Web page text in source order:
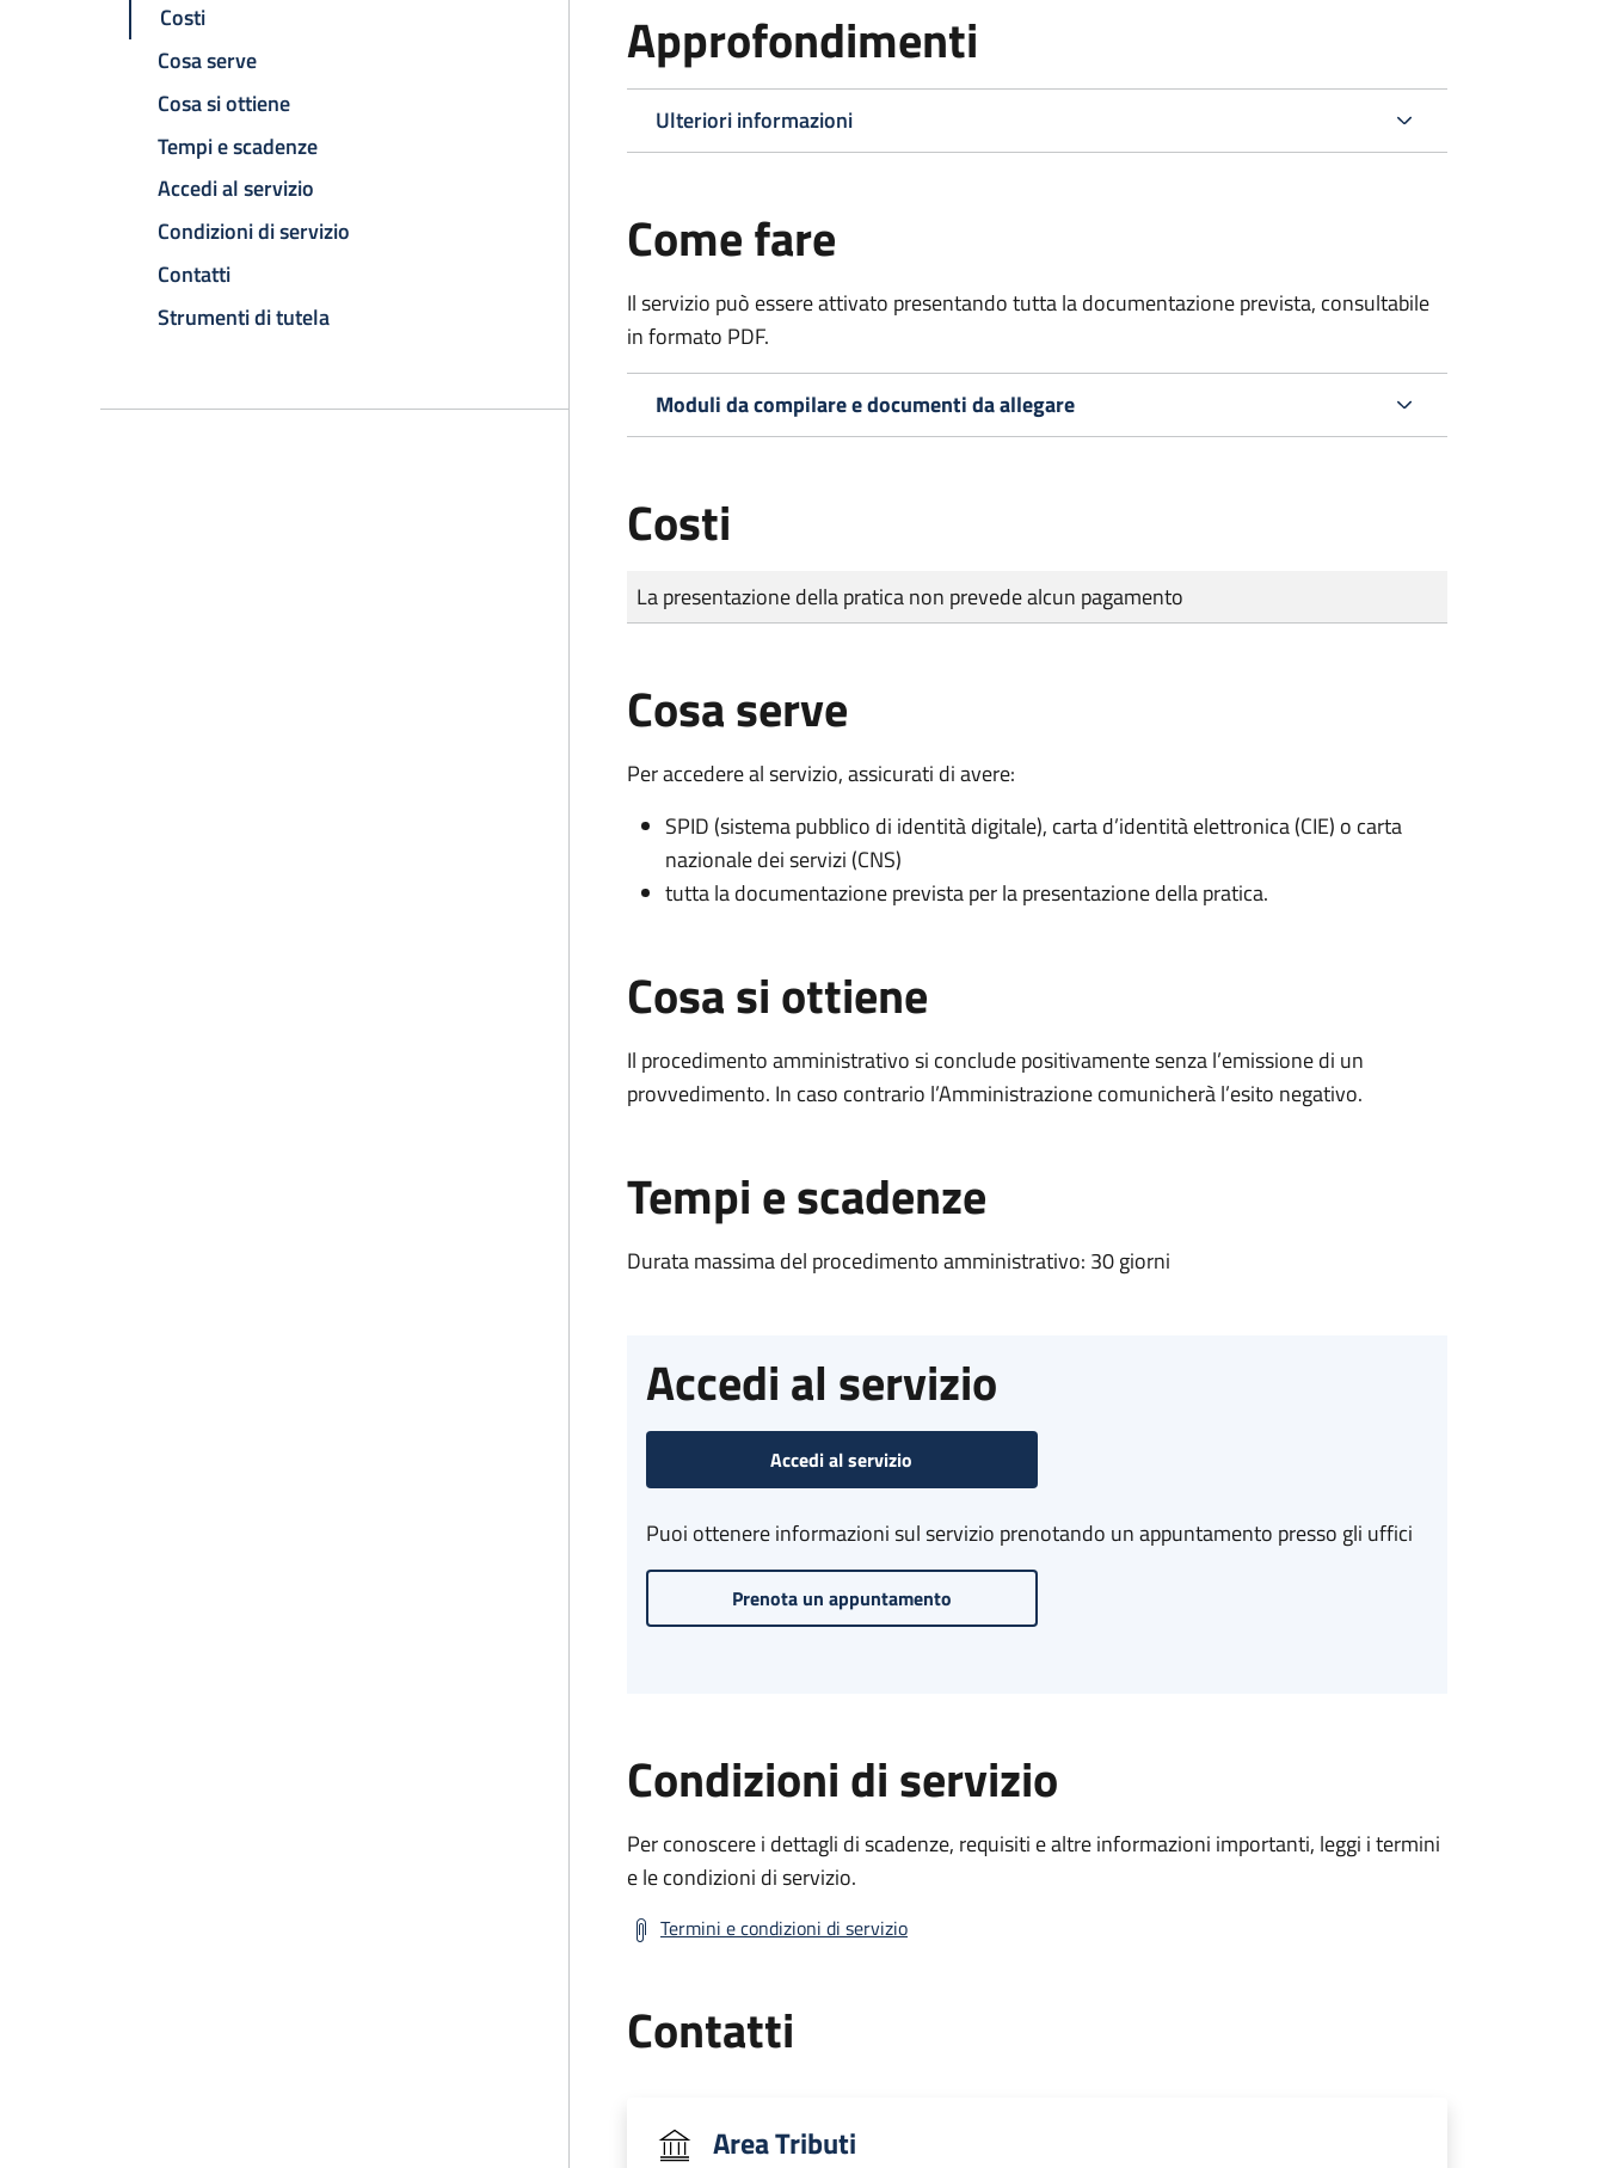
Costi
Cosa serve
Cosa si ottiene
Tempi e scadenze
Accedi al servizio
Condizioni di servizio
Contatti
Strumenti di tutela
Approfondimenti
Ulteriori informazioni
Come fare
Il servizio può essere attivato presentando tutta la documentazione prevista, consultabile
in formato PDF.
Moduli da compilare e documenti da allegare
Costi
Tipo di pagamento
Importo
La presentazione della pratica non prevede alcun pagamento
Cosa serve
Per accedere al servizio, assicurati di avere:
SPID (sistema pubblico di identità digitale), carta d’identità elettronica (CIE) o carta
nazionale dei servizi (CNS)
tutta la documentazione prevista per la presentazione della pratica.
Cosa si ottiene
Il procedimento amministrativo si conclude positivamente senza l’emissione di un
provvedimento. In caso contrario l’Amministrazione comunicherà l’esito negativo.
Tempi e scadenze
Durata massima del procedimento amministrativo: 30 giorni
Accedi al servizio
Accedi al servizio
Puoi ottenere informazioni sul servizio prenotando un appuntamento presso gli uffici
Prenota un appuntamento
Condizioni di servizio
Per conoscere i dettagli di scadenze, requisiti e altre informazioni importanti, leggi i termini
e le condizioni di servizio.
Termini e condizioni di servizio
Contatti
Area Tributi